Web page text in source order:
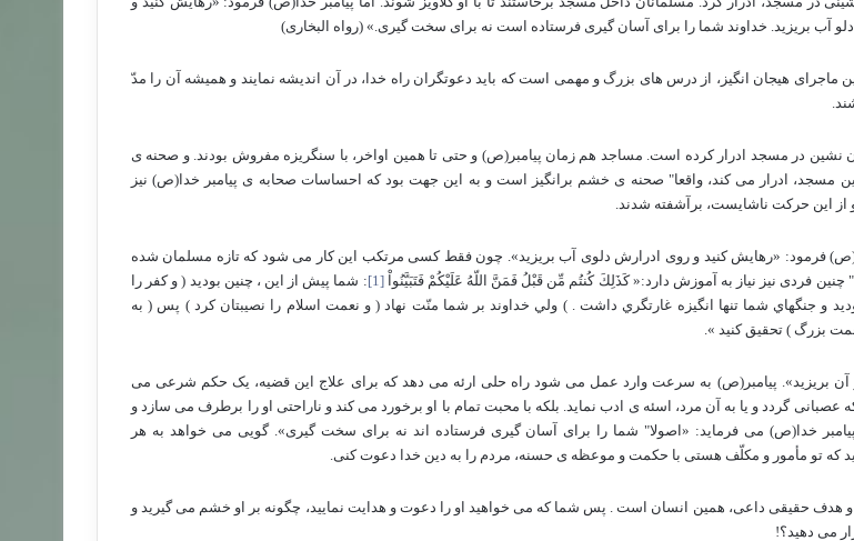
آب بریزید. خداوند شما را برای آسان گیری فرستاده است نه برای سخت گیری.» (رواه البخاری)
ماجرای هیجان انگیز، از درس های بزرگ و مهمی است که باید دعوتگران راه خدا، در آن اندیشه نمایند و همیشه آن را مدّ
نشین در مسجد ادرار کرده است. مساجد هم زمان پیامبر(ص) و حتی تا همین اواخر، با سنگریزه مفروش بودند. و صحنه ی
مسجد، ادرار می کند، واقعا" صحنه ی خشم برانگیز است و به این جهت بود که احساسات صحابه ی پیامبر خدا(ص) نیز
از این حرکت ناشایست، برآشفته شدند.
فرمود: «رهایش کنید و روی ادرارش دلوی آب بریزید». چون فقط کسی مرتکب این کار می شود که تازه مسلمان شده
چنین فردی نیز نیاز به آموزش دارد:« كَذَلِكَ كُنتُم مِّن قَبْلُ فَمَنَّ اللّهُ عَلَيْكُمْ فَتَبَيَّنُواْ[1]: شما پيش از اين ، چنين بوديد ( و كفر را
و جنگهاي شما تنها انگيزه غارتگري داشت . ) ولي خداوند بر شما منّت نهاد ( و نعمت اسلام را نصيبتان كرد ) پس ( به
بزرگ ) تحقيق كنيد ».
آن بریزید». پیامبر(ص) به سرعت وارد عمل می شود راه حلی ارئه می دهد که برای علاج این قضیه، یک حکم شرعی می
عصبانی گردد و یا به آن مرد، اسئه ی ادب نماید. بلکه با محبت تمام با او برخورد می کند و ناراحتی او را برطرف می سازد و
پیامبر خدا(ص) می فرماید: «اصولا" شما را برای آسان گیری فرستاده اند نه برای سخت گیری». گویی می خواهد به هر
که تو مأمور و مکلّف هستی با حکمت و موعظه ی حسنه، مردم را به دین خدا دعوت کنی.
هدف حقیقی داعی، همین انسان است . پس شما که می خواهید او را دعوت و هدایت نمایید، چگونه بر او خشم می گیرید و
می دهید؟!